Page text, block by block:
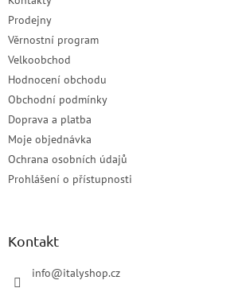
Prodejny
Věrnostní program
Velkoobchod
Hodnocení obchodu
Obchodní podmínky
Doprava a platba
Moje objednávka
Ochrana osobních údajů
Prohlášení o přístupnosti
Kontakt
info@italyshop.cz